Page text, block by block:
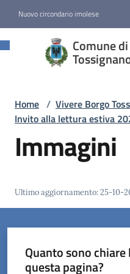
Nuovo circondario imolese
Comune
Comune di
Borgo
Servizi
Vivere
Borgo
Tossignano
Home / Vivere Borgo
Invito alla lettura estiva
Immagini
Ultimo aggiornamento:25-10-
Quanto sono
questa pagina?